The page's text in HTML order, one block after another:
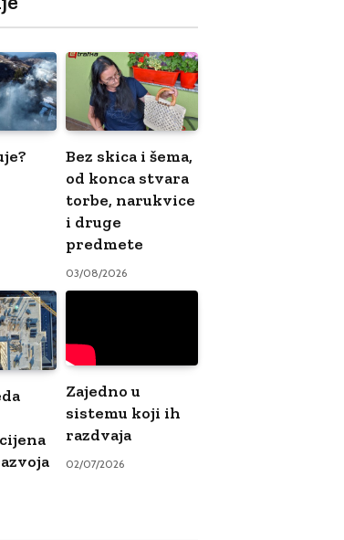
Bez skica i šema,
od konca stvara
torbe, narukvice
i druge
predmete
03/08/2026
Zajedno u
sistemu koji ih
razdvaja
02/07/2026